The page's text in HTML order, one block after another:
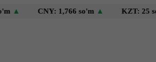
CNY: 1,766 so'm▲ KZT: 25 so'm▲